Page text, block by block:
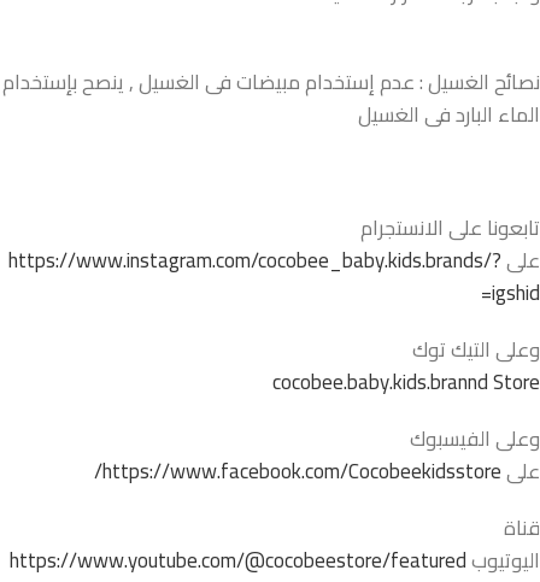
نصائح الغسيل : عدم إستخدام مبيضات فى الغسيل , ينصح بإستخدام
الماء البارد فى الغسيل
تابعونا على الانستجرام
علىhttps://www.instagram.com/cocobee_baby.kids.brands/?
igshid=
وعلى التيك توك
cocobee.baby.kids.brannd Store
وعلى الفيسبوك
علىhttps://www.facebook.com/Cocobeekidsstore/
قناة
اليوتيوبhttps://www.youtube.com/@cocobeestore/featured